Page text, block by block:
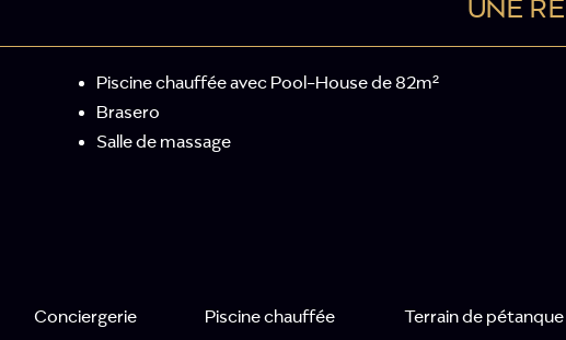
UNE
Piscine chauffée avec Pool-House de 82m²
Brasero
Salle de massage
Conciergerie Piscine chauffée Terrain de pétanque